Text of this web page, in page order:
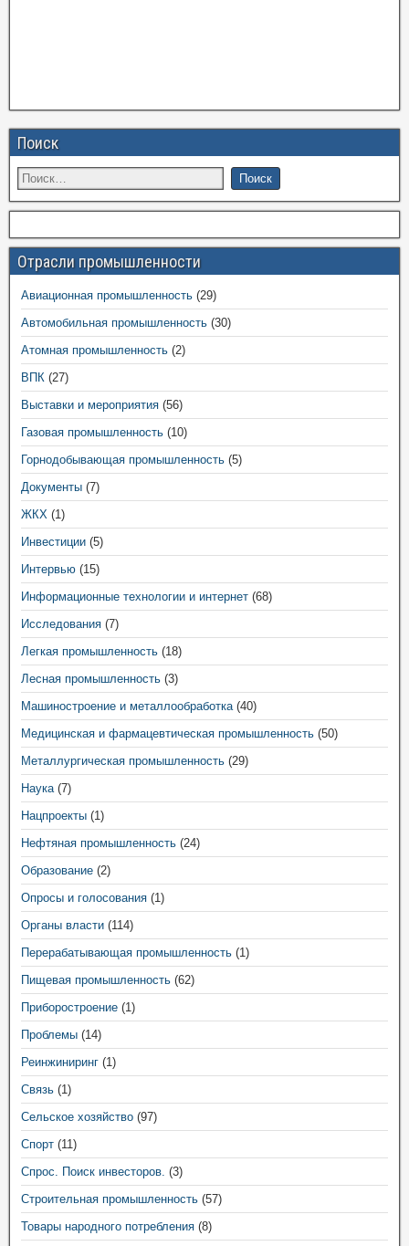
Поиск
Отрасли промышленности
Авиационная промышленность (29)
Автомобильная промышленность (30)
Атомная промышленность (2)
ВПК (27)
Выставки и мероприятия (56)
Газовая промышленность (10)
Горнодобывающая промышленность (5)
Документы (7)
ЖКХ (1)
Инвестиции (5)
Интервью (15)
Информационные технологии и интернет (68)
Исследования (7)
Легкая промышленность (18)
Лесная промышленность (3)
Машиностроение и металлообработка(40)
Медицинская и фармацевтическая промышленность (50)
Металлургическая промышленность (29)
Наука(7)
Нацпроекты (1)
Нефтяная промышленность (24)
Образование (2)
Опросы и голосования (1)
Органы власти (114)
Перерабатывающая промышленность (1)
Пищевая промышленность (62)
Приборостроение (1)
Проблемы (14)
Реинжиниринг (1)
Связь (1)
Сельское хозяйство (97)
Спорт (11)
Спрос. Поиск инвесторов. (3)
Строительная промышленность (57)
Товары народного потребления (8)